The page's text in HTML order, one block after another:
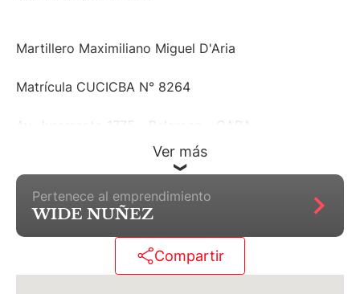
Martillero Maximiliano Miguel D'Aria
Matrícula CUCICBA N° 8264
Av. Juramento 1775 - Belgrano - CABA
Martillero Maximiliano Miguel D'Aria
Matrícula CMCPSI N° 6886
Ver más
Pertenece al emprendimiento
WIDE NUÑEZ
Compartir